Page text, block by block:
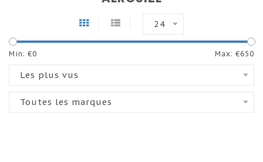
24
Min: €0 Max: €650
Les plus vus
Toutes les marques